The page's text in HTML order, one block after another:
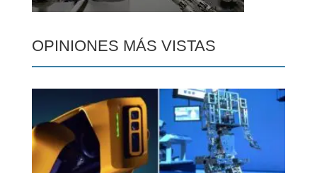
OPINIONES MÁS VISTAS